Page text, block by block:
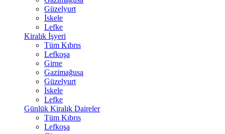
Güzelyurt
İskele
Lefke
Kiralık İşyeri
Tüm Kıbrıs
Lefkoşa
Girne
Gazimağusa
Güzelyurt
İskele
Lefke
Günlük Kiralık Daireler
Tüm Kıbrıs
Lefkoşa